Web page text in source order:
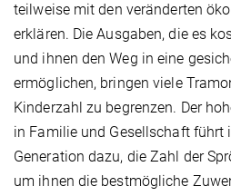
teilweise mit den veränderten
erklären. Die Ausgaben, die es
und ihnen den Weg in eine
ermöglichen, bringen viele
Kinderzahl zu begrenzen. Der
in Familie und Gesellschaft führt
Generation dazu, die Zahl der
um ihnen die bestmögliche